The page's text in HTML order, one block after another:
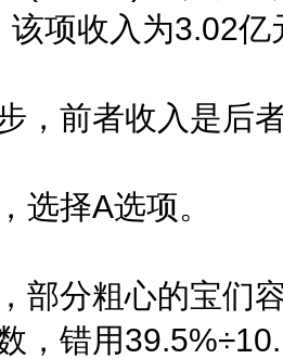
该项收入为3.02亿
前者收入是后者
择A选项。
分粗心的宝们容
，错用